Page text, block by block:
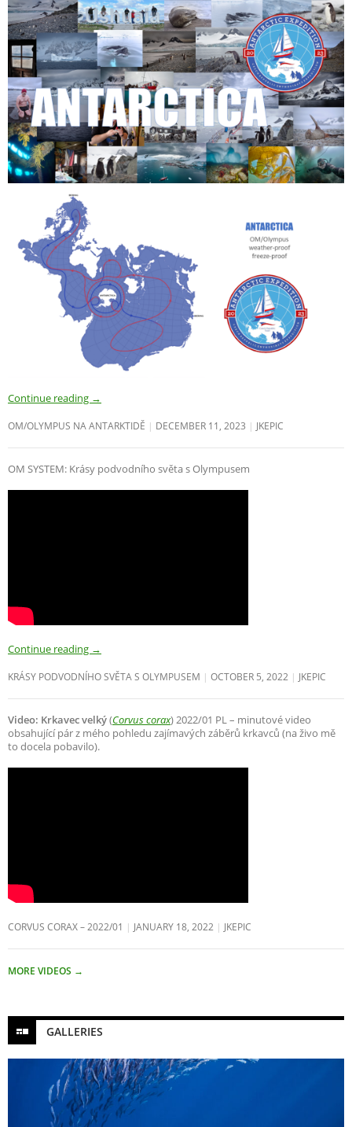
Continue reading →
OM/OLYMPUS NA ANTARKTIDĚ DECEMBER 11, 2023 JKEPIC
OM SYSTEM: Krásy podvodního světa s Olympusem
Continue reading →
KRÁSY PODVODNÍHO SVĚTA S OLYMPUSEM OCTOBER 5, 2022 JKEPIC
Video: Krkavec velký(Corvus corax) 2022/01 PL – minutové video
obsahující pár z mého pohledu zajímavých záběrů krkavců (na živo mě
to docela pobavilo).
CORVUS CORAX – 2022/01 JANUARY 18, 2022 JKEPIC
MORE VIDEOS →
GALLERIES